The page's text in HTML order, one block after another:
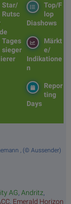
Top/F
lop
Diashows
Star/
Rutsc
Märkt
e/
Indikatione
n
Tages
sieger
Repor
ting
Days
, (© Aussender)
AG, Andritz,
, Emerald Horizon